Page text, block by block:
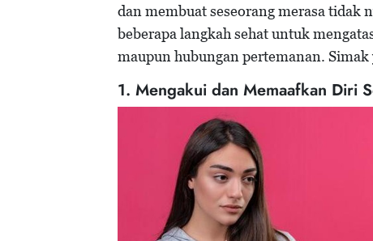
dan membuat seseorang merasa tidak
beberapa langkah sehat untuk
maupun hubungan pertemanan. Simak
1. Mengakui dan Memaafkan Diri